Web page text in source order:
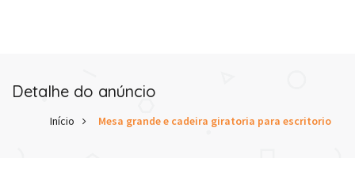
Detalhe do anúncio
Início Mesa grande e cadeira giratoria para escritorio